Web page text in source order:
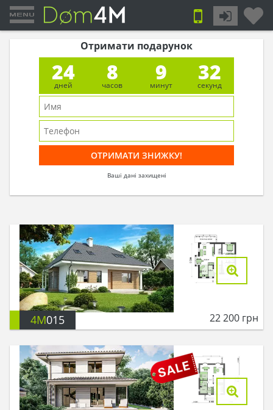
Отримати подарунок
24
дней
8
часов
9
минут
32
секунд
Ваші дані захищені
4M015 22 200 грн